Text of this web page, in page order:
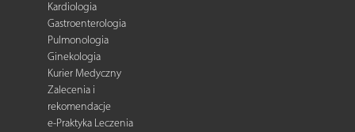
Kardiologia
Gastroenterologia
Pulmonologia
Ginekologia
Kurier Medyczny
Zalecenia i
rekomendacje
e-Praktyka Leczenia